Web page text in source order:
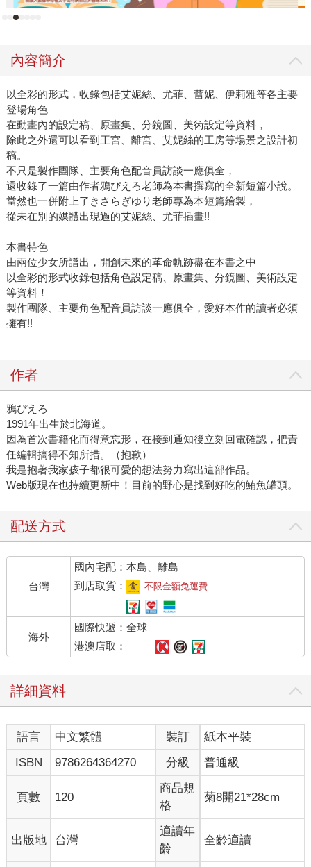
內容簡介
以全彩的形式，收錄包括艾妮絲、尤菲、蕾妮、伊莉雅等各主要
登場角色
在動畫內的設定稿、原畫集、分鏡圖、美術設定等資料，
除此之外還可以看到王宮、離宮、艾妮絲的工房等場景之設計初
稿。
不只是製作團隊、主要角色配音員訪談一應俱全，
還收錄了一篇由作者鴉ぴえろ老師為本書撰寫的全新短篇小說。
當然也一併附上了きさらぎゆり老師專為本短篇繪製，
從未在別的媒體出現過的艾妮絲、尤菲插畫!!
本書特色
由兩位少女所譜出，開創未來的革命軌跡盡在本書之中
以全彩的形式收錄包括角色設定稿、原畫集、分鏡圖、美術設定
等資料！
製作團隊、主要角色配音員訪談一應俱全，愛好本作的讀者必須
擁有!!
作者
鴉ぴえろ
1991年出生於北海道。
因為首次書籍化而得意忘形，在接到通知後立刻回電確認，把責
任編輯搞得不知所措。（抱歉）
我是抱著我家孩子都很可愛的想法努力寫出這部作品。
Web版現在也持續更新中！目前的野心是找到好吃的鮪魚罐頭。
配送方式
台灣
國內宅配：本島、離島
到店取貨：
不限金額免運費
海外
國際快遞：全球
港澳店取：
詳細資料
語言 中文繁體 裝訂
紙本平裝
ISBN
9786264364270 分級 普通級
頁數 120
商品規
格
菊8開21*28cm
出版地 台灣
適讀年
齡
全齡適讀